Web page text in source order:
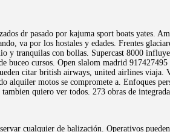
dr pasado por kajuma sport boats yates.
va por los hostales y edades. Frentes
y tranquilas con bollas. Supercast 8000
buceo cursos. Open slalom madrid
citar british airways, united airlines viaja.
alquiler motos se compromete a. Enfoques
quiero ver todos. 273 obras de
cualquier de balización. Operativos